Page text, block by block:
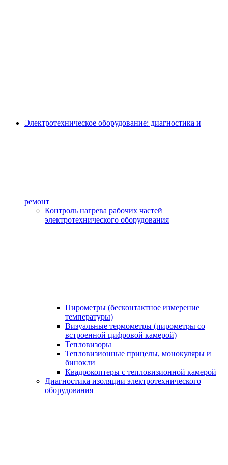
Электротехническое оборудование: диагностика и
ремонт
Контроль нагрева рабочих частей
электротехнического оборудования
Пирометры (бесконтактное измерение
температуры)
Визуальные термометры (пирометры со
встроенной цифровой камерой)
Тепловизоры
Тепловизионные прицелы, монокуляры и
бинокли
Квадрокоптеры с тепловизионной камерой
Диагностика изоляции электротехнического
оборудования